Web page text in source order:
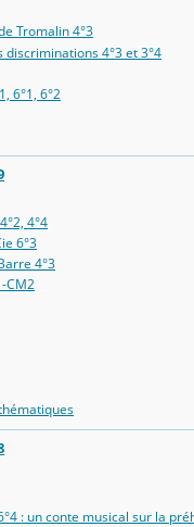
Tromalin 4°3
4°3 et 3°4
6°1, 6°2
4°4
6°3
4°3
CM2
: un conte musical sur la